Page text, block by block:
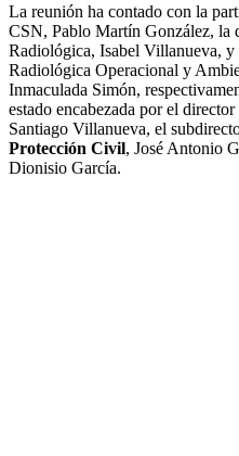
La reunión ha contado con la
CSN, Pablo Martín González, la
Radiológica, Isabel Villanueva, y
Radiológica Operacional y
Inmaculada Simón,
estado encabezada por el
Santiago Villanueva, el
Protección Civil, José Antonio
Dionisio García.